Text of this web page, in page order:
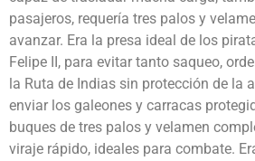
pasajeros, requería tres palos y
avanzar. Era la presa ideal de los
Felipe II, para evitar tanto saqueo,
la Ruta de Indias sin protección de la
enviar los galeones y carracas
buques de tres palos y velamen
viraje rápido, ideales para combate.